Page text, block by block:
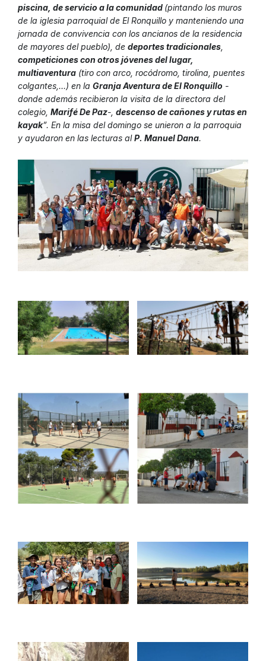
piscina, de servicio a la comunidad (pintando los muros
de la iglesia parroquial de El Ronquillo y manteniendo una
jornada de convivencia con los ancianos de la residencia
de mayores del pueblo), de deportes tradicionales
competiciones con otros jóvenes del lugar,
multiaventura (tiro con arco, rocódromo, tirolina, puentes
colgantes,…) en la Granja Aventura de El Ronquillo -
donde además recibieron la visita de la directora del
colegio, Marifé De Paz-, descenso de cañones y rutas en
kayak”. En la misa del domingo se unieron a la parroquia
y ayudaron en las lecturas alP. Manuel Dana.